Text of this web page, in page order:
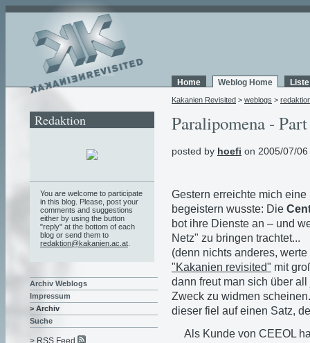
Home Weblog Home
Kakanien Revisited > weblogs >
Paralipomena -
posted by hoefi on 2005/07/
Gestern erreichte mich
begeistern wusste: Die
bot ihre Dienste an – und
Netz" zu bringen trachtet...
(denn nichts anderes,
"Kakanien revisited" mit
dann freut man sich über
Zweck zu widmen
dieser fiel auf einen Satz,
Als Kunde von CEEOL
Redaktion
You are welcome to participate
in this blog. Please, post your
comments and suggestions
either by using the button
"reply" at the bottom of each
blog or send them to
redaktion@kakanien.ac.at
Archiv Weblogs
Impressum
> Archiv
Suche